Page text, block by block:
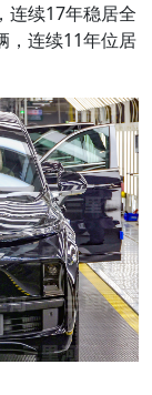
连续17年稳居全
，连续11年位居